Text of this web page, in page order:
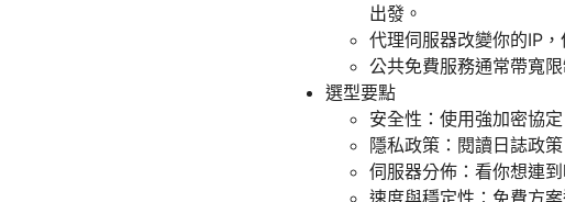
出發。
代理伺服器改變你的IP
公共免費服務通常帶寬
選型要點
安全性：使用強加密協
隱私政策：閱讀日誌政
伺服器分佈：看你想連